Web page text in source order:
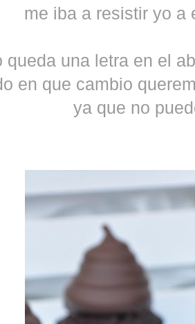
me iba a resistir yo a
queda una letra en el
en que cambio
ya que no